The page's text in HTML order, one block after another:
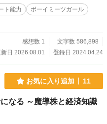
アップします。
ト能力
ボーイミーツガール
感想数 1
文字数 586,898
日 2026.08.01
登録日 2024.04.24
お気に入り追加 11
なる ～魔導株と経済知識